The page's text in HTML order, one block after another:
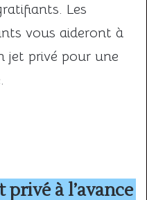
Les
vous aideront à
jet privé pour une
privé à l’avance